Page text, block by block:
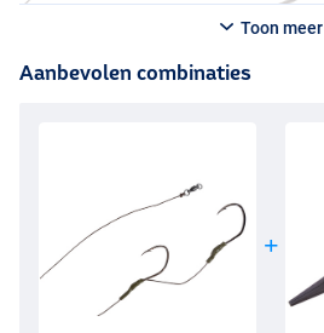
Toon meer
Aanbevolen combinaties